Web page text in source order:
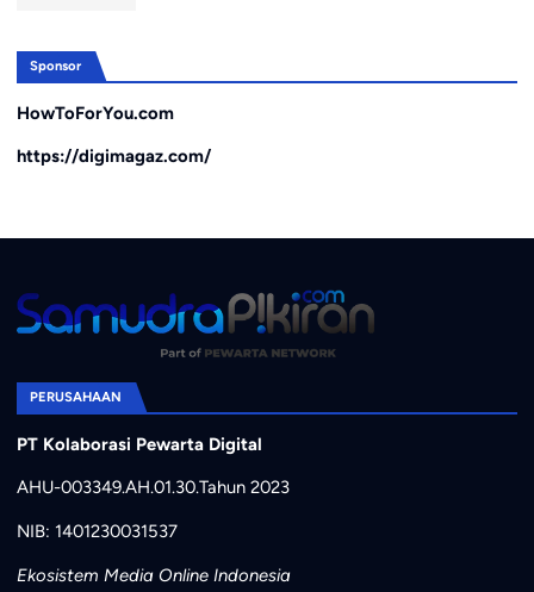
Sponsor
HowToForYou.com
https://digimagaz.com/
PERUSAHAAN
PT Kolaborasi Pewarta Digital
AHU-003349.AH.01.30.Tahun 2023
NIB: 1401230031537
Ekosistem Media Online Indonesia